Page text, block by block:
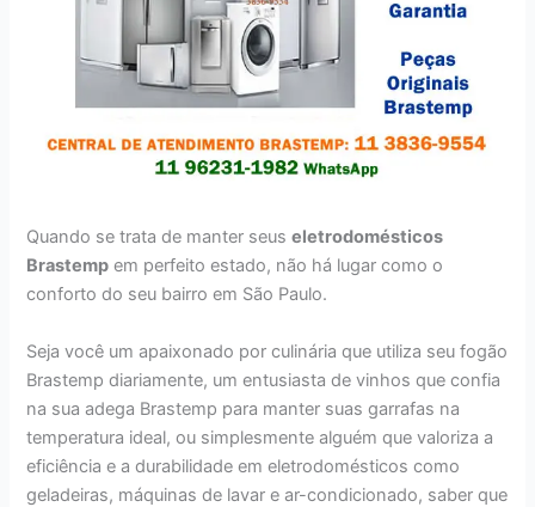
Quando se trata de manter seuseletrodomésticos
Brastemp em perfeito estado, não há lugar como o
conforto do seu bairro em São Paulo.
Seja você um apaixonado por culinária que utiliza seu fogão
Brastemp diariamente, um entusiasta de vinhos que confia
na sua adega Brastemp para manter suas garrafas na
temperatura ideal, ou simplesmente alguém que valoriza a
eficiência e a durabilidade em eletrodomésticos como
geladeiras, máquinas de lavar e ar-condicionado, saber que